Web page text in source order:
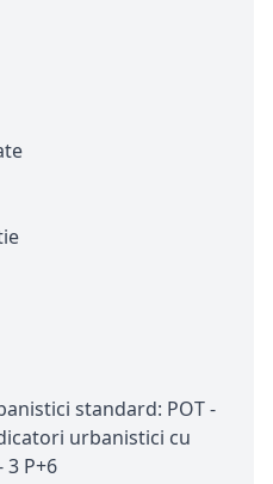
standard: POT -
urbanistici cu
3 P+6